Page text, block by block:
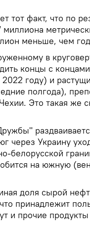
тот факт, что по
меньше, чем
в
концы с
году) и
полгода),
Это такая же
через Украину
белорусской
на южную
доля сырой
принадлежит
и прочие продукты